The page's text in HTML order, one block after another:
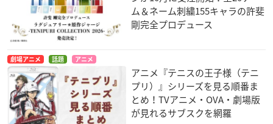
ム＆ネーム刺繍155キャラの許斐
剛完全プロデュース
劇場アニメ 話題 アニメ
アニメ『テニスの王子様（テニ
プリ）』シリーズを見る順番ま
とめ！TVアニメ・OVA・劇場版
が見れるサブスクを網羅